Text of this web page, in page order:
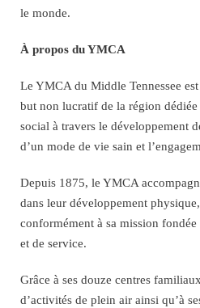
le monde.
À propos du YMCA
Le YMCA du Middle Tennessee
but non lucratif de la région
social à travers le développement
d’un mode de vie sain et
Depuis 1875, le YMCA
dans leur développement
conformément à sa mission
et de service.
Grâce à ses douze centres
d’activités de plein air ainsi qu’à